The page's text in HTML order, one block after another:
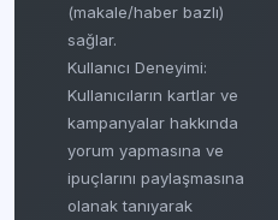
(makale/haber bazlı)
sağlar.
Kullanıcı Deneyimi:
Kullanıcıların kartlar ve
kampanyalar hakkında
yorum yapmasına ve
ipuçlarını paylaşmasına
olanak tanıyarak